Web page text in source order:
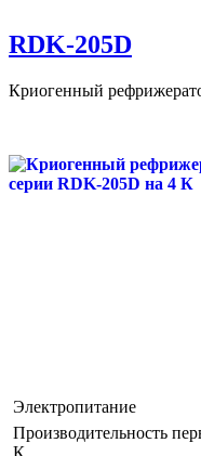
RDK-205D
Криогенный
Электропитание
Производительность